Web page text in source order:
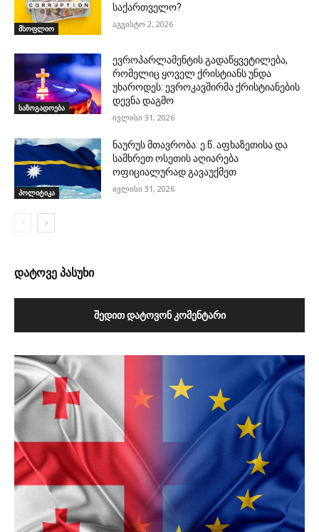
მსოფლიო
საქართველო?
აგვისტო 2, 2026
საზოგადოება
ევროპარლამენტის გადაწყვეტილება,
რომელიც ყოველ ქრისტიანს უნდა
უხაროდეს: ევროკავშირმა ქრისტიანების
დევნა დაგმო
ივლისი 31, 2026
პოლიტიკა
ნაურუს მთავრობა: ე.წ. აფხაზეთისა და
სამხრეთ ოსეთის აღიარება
ოფიციალურად გავაუქმეთ
ივლისი 31, 2026
დატოვე პასუხი
ᲨᲔᲓᲘᲗ ᲓᲐᲢᲝᲕᲝᲜ ᲙᲝᲛᲔᲜᲢᲐᲠᲘ